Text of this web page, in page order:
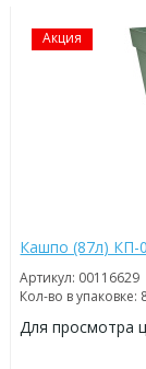
Акция
Кашпо (87л) КП-
Артикул: 00116629
Кол-во в упаковке:
Для просмотра